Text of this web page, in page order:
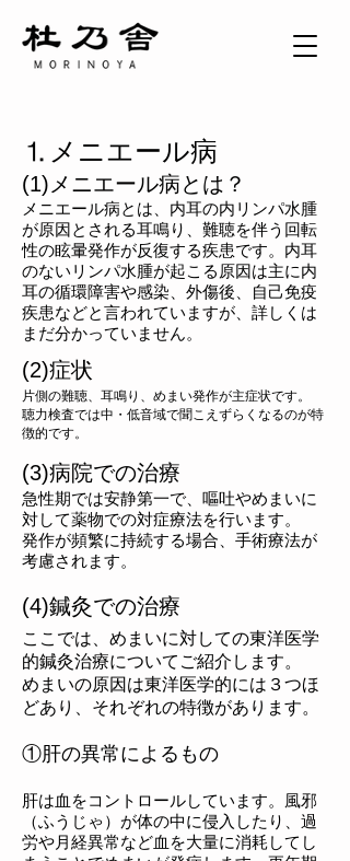
⒈メニエール病
(1)メニエール病とは？
メニエール病とは、内耳の内リンパ水腫
が原因とされる耳鳴り、難聴を伴う回転
性の眩暈発作が反復する疾患です。内耳
のないリンパ水腫が起こる原因は主に内
耳の循環障害や感染、外傷後、自己免疫
疾患などと言われていますが、詳しくは
まだ分かっていません。
(2)症状
片側の難聴、耳鳴り、めまい発作が主症状です。
聴力検査では中・低音域で聞こえずらくなるのが特
徴的です。
(3)病院での治療
急性期では安静第一で、嘔吐やめまいに
対して薬物での対症療法を行います。
発作が頻繁に持続する場合、手術療法が
考慮されます。
(4)鍼灸での治療
ここでは、めまいに対しての東洋医学
的鍼灸治療についてご紹介します。
めまいの原因は東洋医学的には３つほ
どあり、それぞれの特徴があります。
①肝の異常によるもの
肝は血をコントロールしています。風邪
（ふうじゃ）が体の中に侵入したり、過
労や月経異常など血を大量に消耗してし